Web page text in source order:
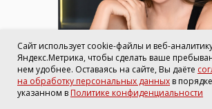
Сайт использует cookie-файлы и веб-
Яндекс.Метрика, чтобы сделать ваше
нем удобнее. Оставаясь на сайте, Вы даёте
на обработку персональных данных в
указанном в Политике конфиденциальности